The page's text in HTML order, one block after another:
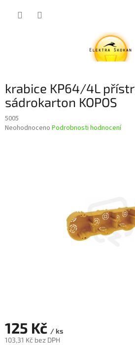
krabice KP64/4L
sádrokarton KOPOS
5005
Průměrné
Neohodnoceno Podrobnosti hodnocení
125 Kč / ks
103,31 Kč bez DPH